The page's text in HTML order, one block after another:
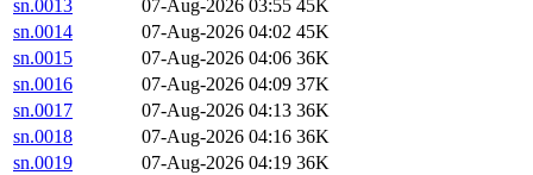
sn.0013
07-Aug-2026 03:55 45K
sn.0014
07-Aug-2026 04:02 45K
sn.0015
07-Aug-2026 04:06 36K
sn.0016
07-Aug-2026 04:09 37K
sn.0017
07-Aug-2026 04:13 36K
sn.0018
07-Aug-2026 04:16 36K
sn.0019
07-Aug-2026 04:19 36K